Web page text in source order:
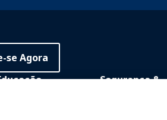
se Agora
Segurança &